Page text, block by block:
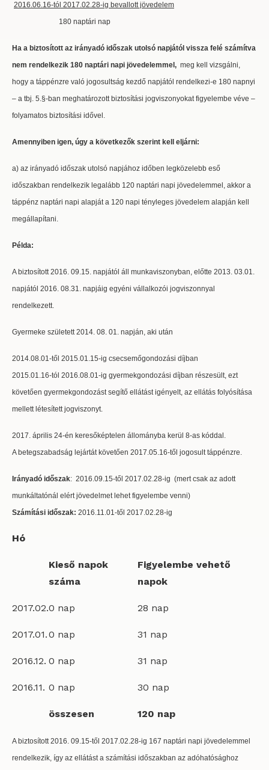
2016.06.16-tól 2017.02.28-ig bevallott jövedelem
180 naptári nap
Ha a biztosított az irányadó időszak utolsó napjától vissza felé számítva
nem rendelkezik 180 naptári napi jövedelemmel, meg kell vizsgálni,
hogy a táppénzre való jogosultság kezdő napjától rendelkezi-e 180 napnyi
– a tbj. 5.§-ban meghatározott biztosítási jogviszonyokat figyelembe véve –
folyamatos biztosítási idővel.
Amennyiben igen, úgy a következők szerint kell eljárni:
a) az irányadó időszak utolsó napjához időben legközelebb eső
időszakban rendelkezik legalább 120 naptári napi jövedelemmel, akkor a
táppénz naptári napi alapját a 120 napi tényleges jövedelem alapján kell
megállapítani.
Példa:
A biztosított 2016. 09.15. napjától áll munkaviszonyban, előtte 2013. 03.01.
napjától 2016. 08.31. napjáig egyéni vállalkozói jogviszonnyal
rendelkezett.
Gyermeke született 2014. 08. 01. napján, aki után
2014.08.01-től 2015.01.15-ig csecsemőgondozási díjban
2015.01.16-tól 2016.08.01-ig gyermekgondozási díjban részesült, ezt
követően gyermekgondozást segítő ellátást igényelt, az ellátás folyósítása
mellett létesített jogviszonyt.
2017. április 24-én keresőképtelen állományba kerül 8-as kóddal.
A betegszabadság lejártát követően 2017.05.16-től jogosult táppénzre.
Irányadó időszak: 2016.09.15-től 2017.02.28-ig (mert csak az adott
munkáltatónál elért jövedelmet lehet figyelembe venni)
Számítási időszak: 2016.11.01-től 2017.02.28-ig
Hó
Kieső napok
száma
Figyelembe vehető
napok
2017.02.0 nap 28 nap
2017.01.0 nap 31 nap
2016.12. 0 nap 31 nap
2016.11. 0 nap 30 nap
összesen 120 nap
A biztosított 2016. 09.15-től 2017.02.28-ig 167 naptári napi jövedelemmel
rendelkezik, így az ellátást a számítási időszakban az adóhatósághoz